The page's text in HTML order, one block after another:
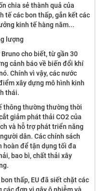
chia sẻ thành quả của
tế các bon thấp, gắn kết các
kinh tế hàng năm...
lượng
cho biết, từ gần 30
cảnh báo về biến đổi khí
Chính vì vậy, các nước
xây dựng mô hình kinh
thái.
thông thường thường thời
giảm phát thải CO2 của
và hỗ trợ phát triển năng
dân. Các chính sách
hoàn để tận dụng tối đa
bao bì, chất thải xây
thấp, EU đã siết chặt các